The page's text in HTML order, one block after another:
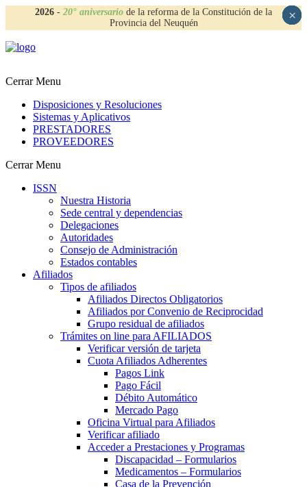
2026 - 20° aniversario de la reforma de la Constitución de la
Provincia del Neuquén
Cerrar Menu
Disposiciones y Resoluciones
Sistemas y Aplicativos
PRESTADORES
PROVEEDORES
Cerrar Menu
ISSN
Nuestra Historia
Sede central y dependencias
Delegaciones
Autoridades
Consejo de Administración
Estados contables
Afiliados
Tipos de afiliados
Afiliados Directos Obligatorios
Afiliados por Convenio de Reciprocidad
Grupo residual de afiliados
Trámites on line para AFILIADOS
Verificar versión de tarjeta
Cuota Afiliados Adherentes
Pagos Link
Pago Fácil
Débito Automático
Mercado Pago
Oficina Virtual para Afiliados
Verificar afiliado
Acceder a Prestaciones y Programas
Discapacidad – Formularios
Medicamentos – Formularios
Casa de la Prevención
×
×
×
×